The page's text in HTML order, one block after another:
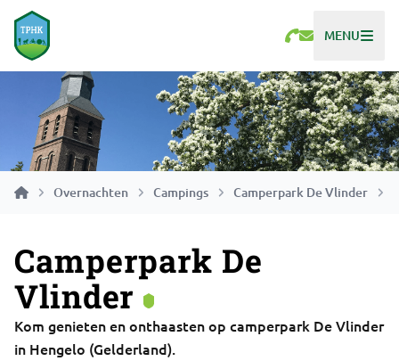
MENU
Overnachten Campings Camperpark De Vlinder
Camperpark De
Vlinder
Kom genieten en onthaasten op camperpark De Vlinder
in Hengelo (Gelderland).